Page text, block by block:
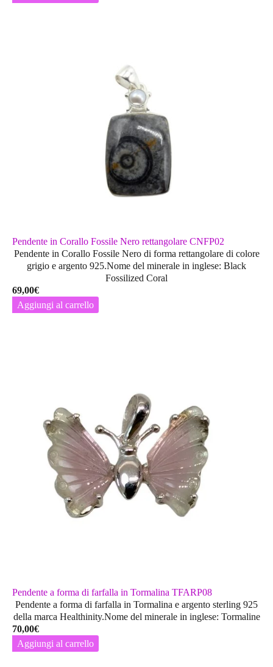
Pendente in Corallo Fossile Nero rettangolare CNFP02
Pendente in Corallo Fossile Nero di forma rettangolare di colore
grigio e argento 925.Nome del minerale in inglese: Black
Fossilized Coral
69,00€
Aggiungi al carrello
Pendente a forma di farfalla in Tormalina TFARP08
Pendente a forma di farfalla in Tormalina e argento sterling 925
della marca Healthinity.Nome del minerale in inglese: Tormaline
70,00€
Aggiungi al carrello